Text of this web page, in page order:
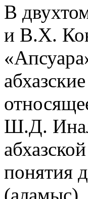
В
и В.Х.
Ш.Д.
понятия
(аламыс),